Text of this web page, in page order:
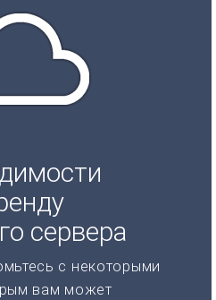
сервера
с некоторыми
вам может